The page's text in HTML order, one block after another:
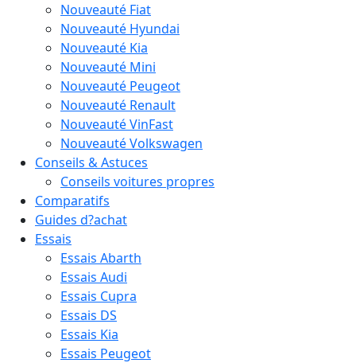
Nouveauté Fiat
Nouveauté Hyundai
Nouveauté Kia
Nouveauté Mini
Nouveauté Peugeot
Nouveauté Renault
Nouveauté VinFast
Nouveauté Volkswagen
Conseils & Astuces
Conseils voitures propres
Comparatifs
Guides d?achat
Essais
Essais Abarth
Essais Audi
Essais Cupra
Essais DS
Essais Kia
Essais Peugeot